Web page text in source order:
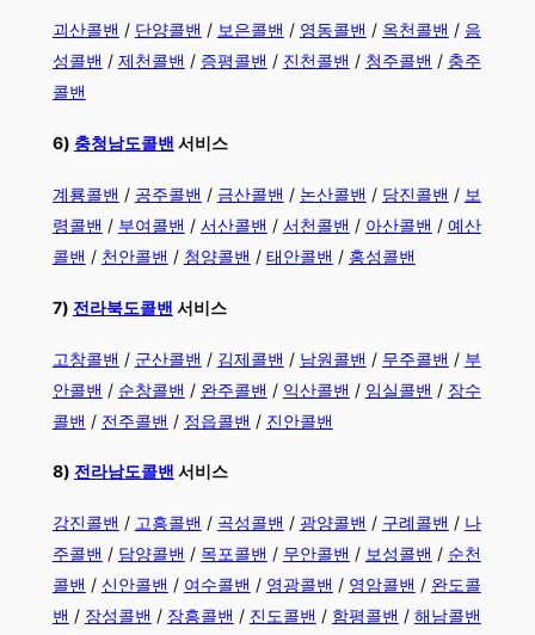
괴산콜밴 / 단양콜밴 / 보은콜밴 / 영동콜밴 / 옥천콜밴 / 음
성콜밴 / 제천콜밴 / 증평콜밴 / 진천콜밴 / 청주콜밴 / 충주
콜밴
6) 충청남도콜밴 서비스
계룡콜밴 / 공주콜밴 / 금산콜밴 / 논산콜밴 / 당진콜밴 / 보
령콜밴 / 부여콜밴 / 서산콜밴 / 서천콜밴 / 아산콜밴 / 예산
콜밴 / 천안콜밴 / 청양콜밴 / 태안콜밴 / 홍성콜밴
7) 전라북도콜밴 서비스
고창콜밴 / 군산콜밴 / 김제콜밴 / 남원콜밴 / 무주콜밴 / 부
안콜밴 / 순창콜밴 / 완주콜밴 / 익산콜밴 / 임실콜밴 / 장수
콜밴 / 전주콜밴 / 정읍콜밴 / 진안콜밴
8) 전라남도콜밴 서비스
강진콜밴 / 고흥콜밴 / 곡성콜밴 / 광양콜밴 / 구례콜밴 / 나
주콜밴 / 담양콜밴 / 목포콜밴 / 무안콜밴 / 보성콜밴 / 순천
콜밴 / 신안콜밴 / 여수콜밴 / 영광콜밴 / 영암콜밴 / 완도콜
밴 / 장성콜밴 / 장흥콜밴 / 진도콜밴 / 함평콜밴 / 해남콜밴